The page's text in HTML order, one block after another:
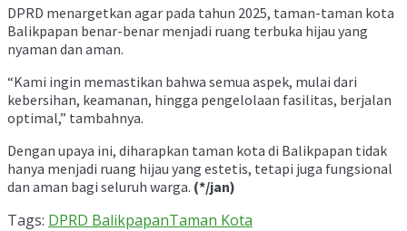
DPRD menargetkan agar pada tahun 2025, taman-taman kota
Balikpapan benar-benar menjadi ruang terbuka hijau yang
nyaman dan aman.
“Kami ingin memastikan bahwa semua aspek, mulai dari
kebersihan, keamanan, hingga pengelolaan fasilitas, berjalan
optimal,” tambahnya.
Dengan upaya ini, diharapkan taman kota di Balikpapan tidak
hanya menjadi ruang hijau yang estetis, tetapi juga fungsional
dan aman bagi seluruh warga. (*/jan)
Tags: DPRD BalikpapanTaman Kota